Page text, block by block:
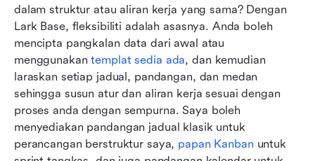
dalam struktur atau aliran kerja yang sama? Dengan
Lark Base, fleksibiliti adalah asasnya. Anda boleh
mencipta pangkalan data dari awal atau
menggunakan templat sedia ada, dan kemudian
laraskan setiap jadual, pandangan, dan medan
sehingga susun atur dan aliran kerja sesuai dengan
proses anda dengan sempurna. Saya boleh
menyediakan pandangan jadual klasik untuk
perancangan berstruktur saya, papan Kanban untuk